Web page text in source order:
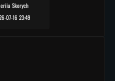
Skorych
07-16 23:49